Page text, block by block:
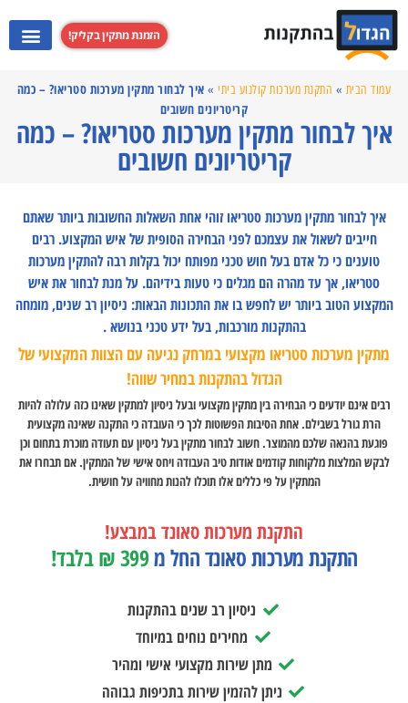
הזמנת מתקין בקליק!
עמוד הבית » התקנת מערכות קולנוע ביתי» איך לבחור מתקין מערכות סטריאו? – כמה
קריטריונים חשובים
איך לבחור מתקין מערכות סטריאו? – כמה
קריטריונים חשובים
איך לבחור מתקין מערכות סטריאו זוהי אחת השאלות החשובות ביותר שאתם
חייבים לשאול את עצמכם לפני הבחירה הסופית של איש המקצוע. רבים
טוענים כי כל אדם בעל חוש טכני מפותח יכול בקלות רבה להתקין מערכות
סטריאו, אך עד מהרה הם מגלים כי טעות בידיהם. על מנת לבחור את איש
המקצוע הטוב ביותר יש לחפש בו את התכונות הבאות: ניסיון רב שנים, מומחה
בהתקנות מורכבות, בעל ידע טכני בנושא .
מתקין מערכות סטריאו מקצועי במרחק נגיעה עם הצוות המקצועי של
הגדול בהתקנות במחיר שווה!
רבים אינם יודעים כי הבחירה בין מתקין מקצועי ובעל ניסיון למתקין שאינו כזה עלולה להיות
הרת גורל בשבילם. אחת הסיבות הפשוטות לכך כי העובדה כי התקנה שאינה מקצועית
פוגעת בהנאה שלכם מהמוצר. חשוב לבחור מתקין בעל ניסיון עם תעודה מוכרת בתחום וכן
לבקש המלצות מלקוחות קודמים אודות טיב העבודה ויחס אישי של המתקין. אם תבחרו את
המתקין על פי כללים אלו תוכלו להנות מחוויה על חושית.
התקנת מערכות סאונד במבצע!
התקנת מערכות סאונד החל מ399 ₪ בלבד!
ניסיון רב שנים בהתקנות
מחירים נוחים במיוחד
מתן שירות מקצועי אישי ומהיר
ניתן להזמין שירות בתכיפות גבוהה